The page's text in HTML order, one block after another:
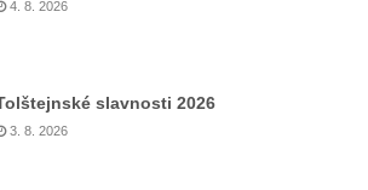
domu čp. 184 v
Mikulášovicích
domu ev.č. 29 v
4. 8. 2026
slavnosti 2026
3. 8. 2026